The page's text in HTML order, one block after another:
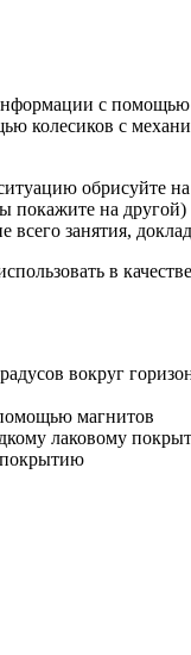
с
колесиков с
обрисуйте
покажите на другой)
занятия,
в
вокруг
магнитов
лаковому
покрытию